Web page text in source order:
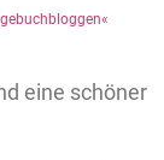
eine schöner